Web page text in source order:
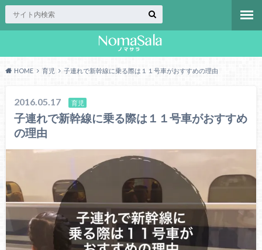
HOME 育児 子連れで新幹線に乗る際は１１号車がおすすめの理由
2016.05.17 育児
子連れで新幹線に乗る際は１１号車がおすすめ
の理由